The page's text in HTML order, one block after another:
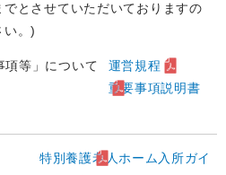
とさせていただいておりますの
い。)
項等」について
運営規程
重要事項説明書
特別養護老人ホーム入所ガイ